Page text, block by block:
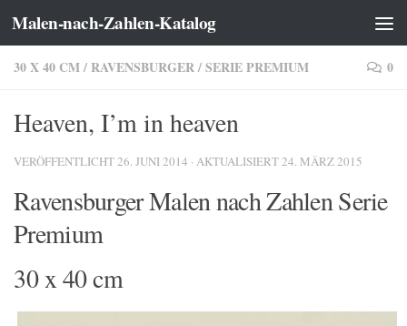
Zum Inhalt springen
Malen-nach-Zahlen-Katalog
30 X 40 CM/ RAVENSBURGER/SERIE PREMIUM 0
Heaven, I’m in heaven
VERÖFFENTLICHT26. JUNI 2014 · AKTUALISIERT24. MÄRZ 2015
Ravensburger Malen nach Zahlen Serie
Premium
30 x 40 cm